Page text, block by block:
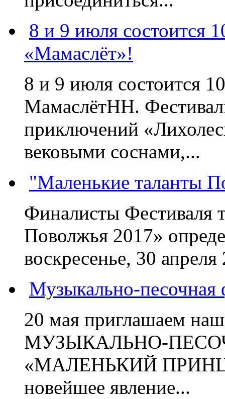
8 и 9 июля состоится
«Мамаслёт»!
8 и 9 июля состоится
МамаслётНН.
приключений
вековыми соснами,...
"Маленькие таланты
Финалисты Фестиваля
Поволжья 2017»
воскресенье, 30
Музыкально-
20 мая приглашаем
МУЗЫКАЛЬНО-
«МАЛЕНЬКИЙ
новейшее явление...